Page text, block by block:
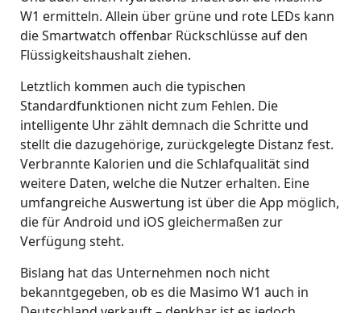
W1 ermitteln. Allein über grüne und rote LEDs kann
die Smartwatch offenbar Rückschlüsse auf den
Flüssigkeitshaushalt ziehen.
Letztlich kommen auch die typischen
Standardfunktionen nicht zum Fehlen. Die
intelligente Uhr zählt demnach die Schritte und
stellt die dazugehörige, zurückgelegte Distanz fest.
Verbrannte Kalorien und die Schlafqualität sind
weitere Daten, welche die Nutzer erhalten. Eine
umfangreiche Auswertung ist über die App möglich,
die für Android und iOS gleichermaßen zur
Verfügung steht.
Bislang hat das Unternehmen noch nicht
bekanntgegeben, ob es die Masimo W1 auch in